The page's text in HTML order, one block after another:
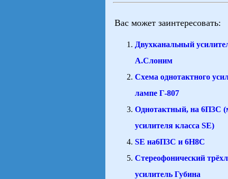
Вас может заинтересовать:
Двухканальный
А.Слоним
Схема однотактного
лампе Г-807
Однотактный, на 6П3С
усилителя класса SE)
SE на6П3С и 6Н8С
Стереофонический
усилитель Губина